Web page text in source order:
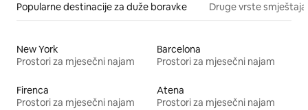
Popularne destinacije za duže boravke Druge vrste smještaja
New York
Prostori za mjesečni najam
Barcelona
Prostori za mjesečni najam
Firenca
Prostori za mjesečni najam
Atena
Prostori za mjesečni najam